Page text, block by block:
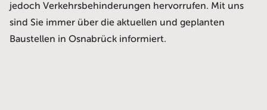
jedoch Verkehrsbehinderungen hervorrufen. Mit uns
sind Sie immer über die aktuellen und geplanten
Baustellen in Osnabrück informiert.